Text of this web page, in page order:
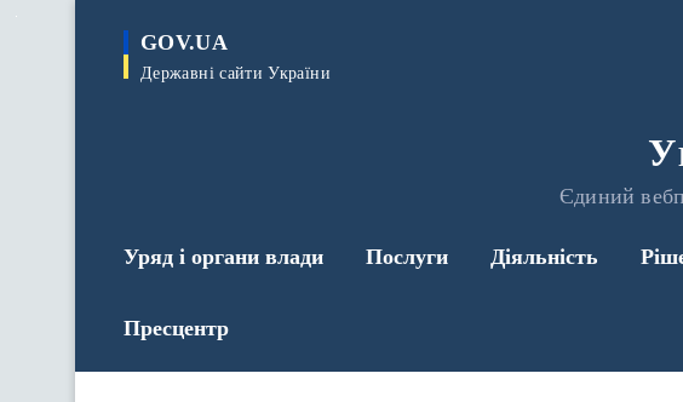
GOV.UA
Державні сайти України
Єдиний
Уряд і органи влади Послуги Діяльність
Пресцентр